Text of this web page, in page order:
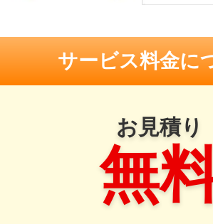
サービス料金に
お見積り
無